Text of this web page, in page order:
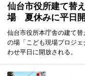
仙台市役所建て替
場 夏休みに平日
仙台市役所本庁舎の建て
の場「こども現場プロジ
わせ平日に開放される。